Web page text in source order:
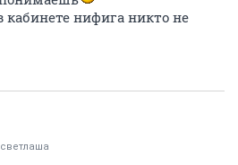
кабинете нифига никто не
светлаша